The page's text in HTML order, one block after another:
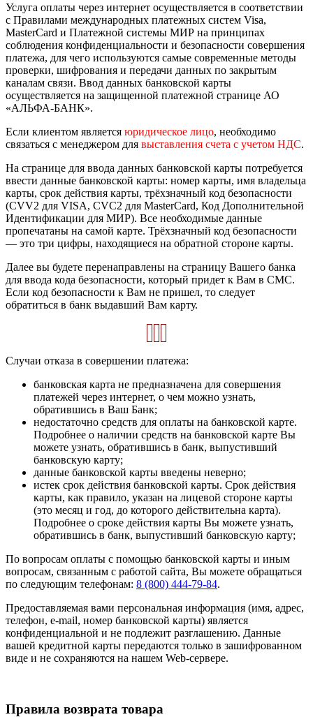
Услуга оплаты через интернет осуществляется в соответствии
с Правилами международных платежных систем Visa,
MasterCard и Платежной системы МИР на принципах
соблюдения конфиденциальности и безопасности совершения
платежа, для чего используются самые современные методы
проверки, шифрования и передачи данных по закрытым
каналам связи. Ввод данных банковской карты
осуществляется на защищенной платежной странице АО
«АЛЬФА-БАНК».
Если клиентом является юридическое лицо, необходимо
связаться с менеджером для выставления счета с учетом НДС.
На странице для ввода данных банковской карты потребуется
ввести данные банковской карты: номер карты, имя владельца
карты, срок действия карты, трёхзначный код безопасности
(CVV2 для VISA, CVC2 для MasterCard, Код Дополнительной
Идентификации для МИР). Все необходимые данные
пропечатаны на самой карте. Трёхзначный код безопасности
— это три цифры, находящиеся на обратной стороне карты.
Далее вы будете перенаправлены на страницу Вашего банка
для ввода кода безопасности, который придет к Вам в СМС.
Если код безопасности к Вам не пришел, то следует
обратиться в банк выдавший Вам карту.
Случаи отказа в совершении платежа:
банковская карта не предназначена для совершения
платежей через интернет, о чем можно узнать,
обратившись в Ваш Банк;
недостаточно средств для оплаты на банковской карте.
Подробнее о наличии средств на банковской карте Вы
можете узнать, обратившись в банк, выпустивший
банковскую карту;
данные банковской карты введены неверно;
истек срок действия банковской карты. Срок действия
карты, как правило, указан на лицевой стороне карты
(это месяц и год, до которого действительна карта).
Подробнее о сроке действия карты Вы можете узнать,
обратившись в банк, выпустивший банковскую карту;
По вопросам оплаты с помощью банковской карты и иным
вопросам, связанным с работой сайта, Вы можете обращаться
по следующим телефонам: 8 (800) 444-79-84.
Предоставляемая вами персональная информация (имя, адрес,
телефон, e-mail, номер банковской карты) является
конфиденциальной и не подлежит разглашению. Данные
вашей кредитной карты передаются только в зашифрованном
виде и не сохраняются на нашем Web-сервере.
Правила возврата товара